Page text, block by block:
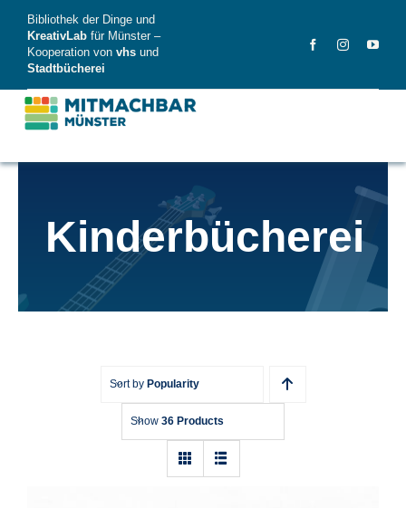
content
Bibliothek der Dinge und
KreativLab für Münster –
Kooperation von vhs und
Stadtbücherei
Dinge
News
Kinderbücherei
Sort by Popularity
Show 36 Products